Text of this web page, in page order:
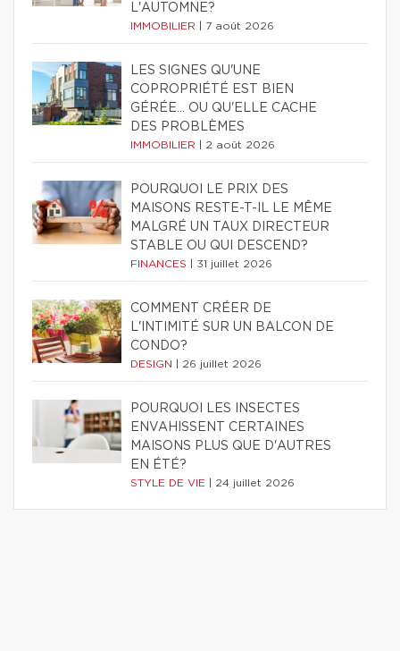
L'AUTOMNE?
IMMOBILIER 7 août 2026
LES SIGNES QU'UNE
COPROPRIÉTÉ EST BIEN
GÉRÉE… OU QU'ELLE CACHE
DES PROBLÈMES
IMMOBILIER 2 août 2026
POURQUOI LE PRIX DES
MAISONS RESTE-T-IL LE MÊME
MALGRÉ UN TAUX DIRECTEUR
STABLE OU QUI DESCEND?
FINANCES 31 juillet 2026
COMMENT CRÉER DE
L'INTIMITÉ SUR UN BALCON DE
CONDO?
DESIGN 26 juillet 2026
POURQUOI LES INSECTES
ENVAHISSENT CERTAINES
MAISONS PLUS QUE D'AUTRES
EN ÉTÉ?
STYLE DE VIE 24 juillet 2026